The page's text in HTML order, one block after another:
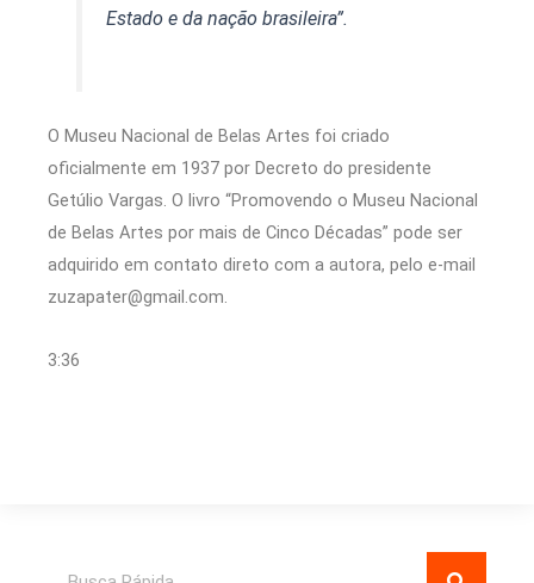
Estado e da nação brasileira”.
O Museu Nacional de Belas Artes foi criado
oficialmente em 1937 por Decreto do presidente
Getúlio Vargas. O livro “Promovendo o Museu Nacional
de Belas Artes por mais de Cinco Décadas” pode ser
adquirido em contato direto com a autora, pelo e-mail
zuzapater@gmail.com.
3:36